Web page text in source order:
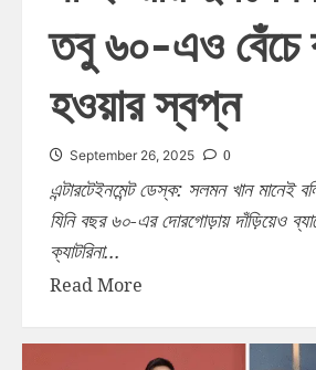
তবু ৬০-এও বেঁচে
হওয়ার স্বপ্ন
September 26, 2025 0
এন্টারটেইনমেন্ট ডেস্ক: সলমন খান মানেই
যিনি বছর ৬০-এর দোরগোড়ায় দাঁড়িয়েও
ক্যাটরিনা...
Read More